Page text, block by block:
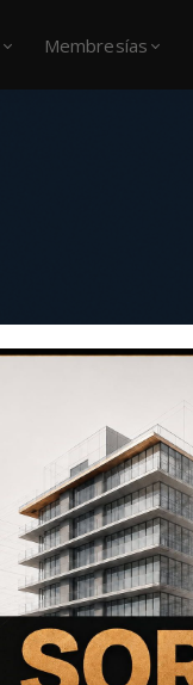
Membresías